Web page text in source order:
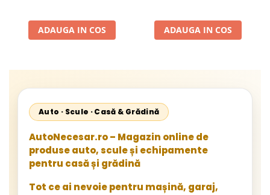
ADAUGA IN COS
Neoplan Euroliner,
Starliner,Centroliner,
ADAUGA IN COS
Auto · Scule · Casă & Grădină
AutoNecesar.ro – Magazin online de
produse auto, scule și echipamente
pentru casă și grădină
Tot ce ai nevoie pentru mașină, garaj,